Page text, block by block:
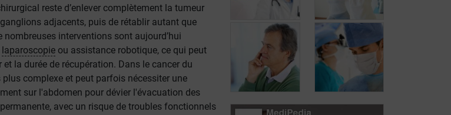
reste d’enlever complètement la tumeur
adjacents, puis de rétablir autant que
interventions sont aujourd’hui
laparoscopieou assistance robotique, ce qui peut
la durée de récupération. Dans le cancer du
plus complexe et peut parfois nécessiter une
sur l'abdomen pour dévier l'évacuation des
avec un risque de troubles fonctionnels
Quel suivi en
cas de cancer
colorectal?
Que puis-je
faire et manger
durant mon
traitement?